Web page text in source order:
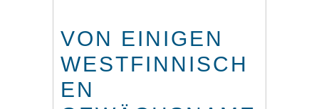
VON EINIGEN
WESTFINNISCH
EN